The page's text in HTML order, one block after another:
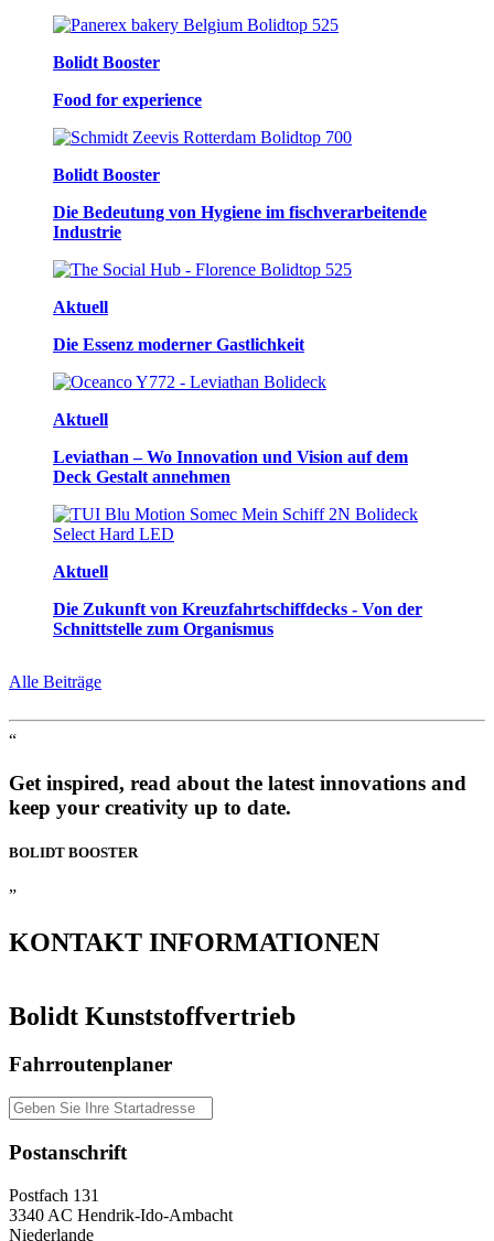
Bolidt Booster
Food for experience
Bolidt Booster
Die Bedeutung von Hygiene im fischverarbeitende
Industrie
Aktuell
Die Essenz moderner Gastlichkeit
Aktuell
Leviathan – Wo Innovation und Vision auf dem
Deck Gestalt annehmen
Aktuell
Die Zukunft von Kreuzfahrtschiffdecks - Von der
Schnittstelle zum Organismus
Alle Beiträge
“
Get inspired, read about the latest innovations and
keep your creativity up to date.
BOLIDT BOOSTER
”
KONTAKT INFORMATIONEN
Bolidt Kunststoffvertrieb
Fahrroutenplaner
Postanschrift
Postfach 131
3340 AC Hendrik-Ido-Ambacht
Niederlande